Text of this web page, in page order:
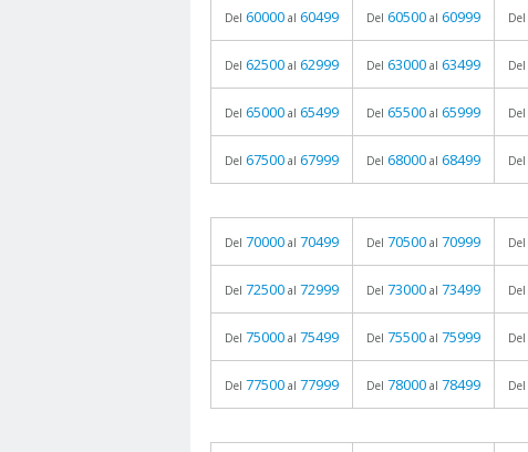
Del 60000 al 60499 Del 60500 al 60999 Del
Del 62500 al 62999 Del 63000 al 63499 Del
Del 65000 al 65499 Del 65500 al 65999 Del
Del 67500 al 67999 Del 68000 al 68499 Del
Del 70000 al 70499 Del 70500 al 70999 Del
Del 72500 al 72999 Del 73000 al 73499 Del
Del 75000 al 75499 Del 75500 al 75999 Del
Del 77500 al 77999 Del 78000 al 78499 Del